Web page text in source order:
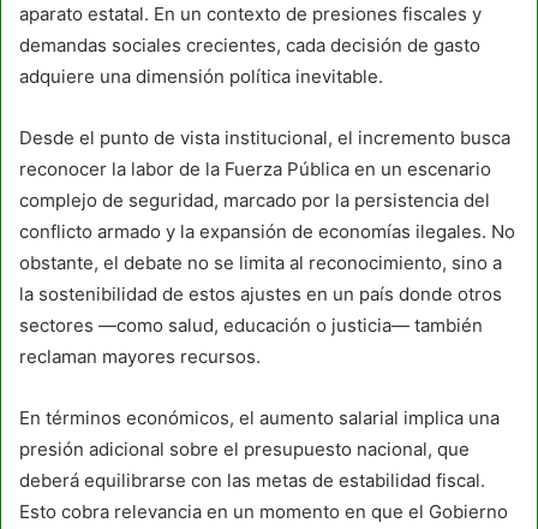
aparato estatal. En un contexto de presiones fiscales y
demandas sociales crecientes, cada decisión de gasto
adquiere una dimensión política inevitable.
Desde el punto de vista institucional, el incremento busca
reconocer la labor de la Fuerza Pública en un escenario
complejo de seguridad, marcado por la persistencia del
conflicto armado y la expansión de economías ilegales. No
obstante, el debate no se limita al reconocimiento, sino a
la sostenibilidad de estos ajustes en un país donde otros
sectores —como salud, educación o justicia— también
reclaman mayores recursos.
En términos económicos, el aumento salarial implica una
presión adicional sobre el presupuesto nacional, que
deberá equilibrarse con las metas de estabilidad fiscal.
Esto cobra relevancia en un momento en que el Gobierno